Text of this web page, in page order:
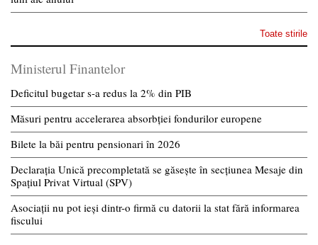
Toate stirile
Ministerul Finantelor
Deficitul bugetar s-a redus la 2% din PIB
Măsuri pentru accelerarea absorbției fondurilor europene
Bilete la băi pentru pensionari în 2026
Declarația Unică precompletată se găsește în secțiunea Mesaje din
Spațiul Privat Virtual (SPV)
Asociații nu pot ieși dintr-o firmă cu datorii la stat fără informarea
fiscului